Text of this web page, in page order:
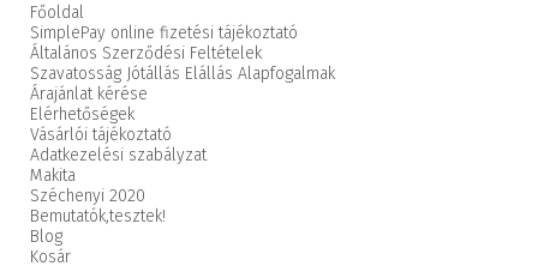
Főoldal
SimplePay online fizetési tájékoztató
Általános Szerződési Feltételek
Szavatosság Jótállás Elállás Alapfogalmak
Árajánlat kérése
Elérhetőségek
Vásárlói tájékoztató
Adatkezelési szabályzat
Makita
Széchenyi 2020
Bemutatók,tesztek!
Blog
Kosár